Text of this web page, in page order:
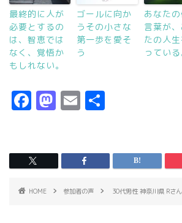
最終的に人が
必要とするの
は、智恵では
なく、覚悟か
もしれない。
ゴールに向か
うその小さな
第一歩を愛そ
う
あなたの
言葉が
たの人
っている
F
e
o
M
t
d
E
l
HOME 参加者の声 30代男性 神奈川県 Rさん